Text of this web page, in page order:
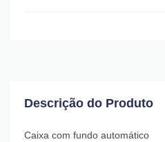
Descrição do Produto
Caixa com fundo automático